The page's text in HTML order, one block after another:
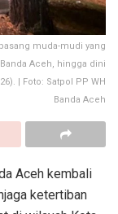
muda-mudi yang
Aceh, hingga dini
| Foto: Satpol PP WH
Banda Aceh
Aceh kembali
ketertiban